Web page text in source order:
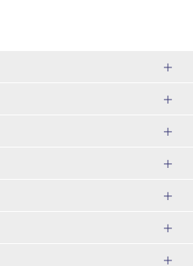
ユニバーサル・スタジオ・ジャパ